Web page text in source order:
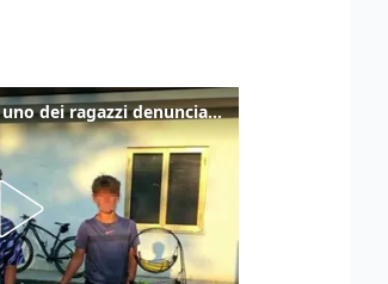
Caso Pradamano, parla uno dei ragazzi denunciati per la limonata: "Volevo anche aiutare i miei"